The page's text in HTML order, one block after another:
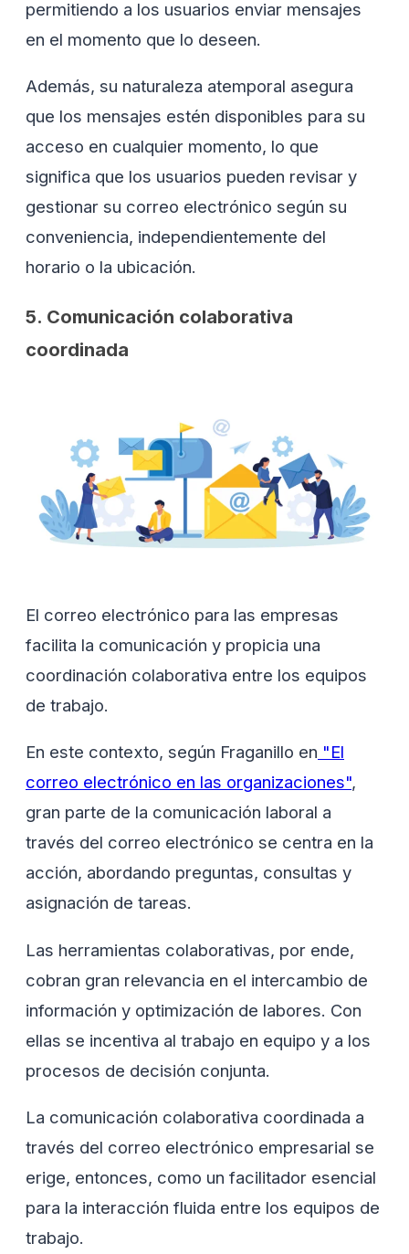
permitiendo a los usuarios enviar mensajes
en el momento que lo deseen.
Además, su naturaleza atemporal asegura
que los mensajes estén disponibles para su
acceso en cualquier momento, lo que
significa que los usuarios pueden revisar y
gestionar su correo electrónico según su
conveniencia, independientemente del
horario o la ubicación.
5. Comunicación colaborativa
coordinada
El correo electrónico para las empresas
facilita la comunicación y propicia una
coordinación colaborativa entre los equipos
de trabajo.
En este contexto, según Fraganillo en "El
correo electrónico en las organizaciones",
gran parte de la comunicación laboral a
través del correo electrónico se centra en la
acción, abordando preguntas, consultas y
asignación de tareas.
Las herramientas colaborativas, por ende,
cobran gran relevancia en el intercambio de
información y optimización de labores. Con
ellas se incentiva al trabajo en equipo y a los
procesos de decisión conjunta.
La comunicación colaborativa coordinada a
través del correo electrónico empresarial se
erige, entonces, como un facilitador esencial
para la interacción fluida entre los equipos de
trabajo.